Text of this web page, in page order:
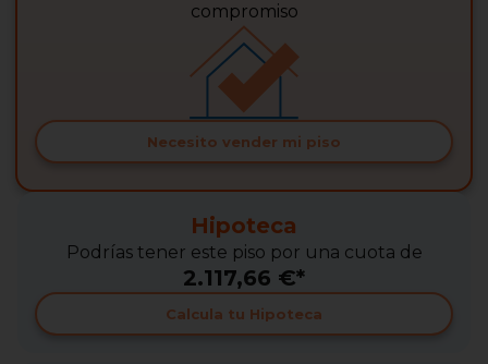
compromiso
Necesito vender mi piso
Hipoteca
Podrías tener este piso por una cuota de
2.117,66 €*
Calcula tu Hipoteca